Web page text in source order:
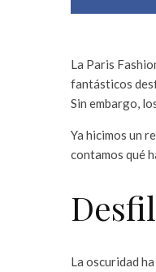
La Paris
fantásticos
Sin embargo,
Ya hicimos un
contamos qué
La oscuridad